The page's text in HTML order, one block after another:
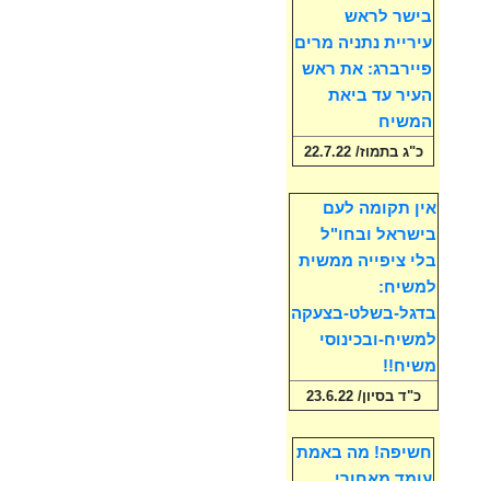
בישר לראש
עיריית נתניה מרים
פיירברג: את ראש
העיר עד ביאת
המשיח
כ"ג בתמוז/ 22.7.22
אין תקומה לעם
בישראל ובחו"ל
בלי ציפייה ממשית
למשיח:
בדגל-בשלט-בצעקה
למשיח-ובכינוסי
משיח!!
כ"ד בסיון/ 23.6.22
חשיפה! מה באמת